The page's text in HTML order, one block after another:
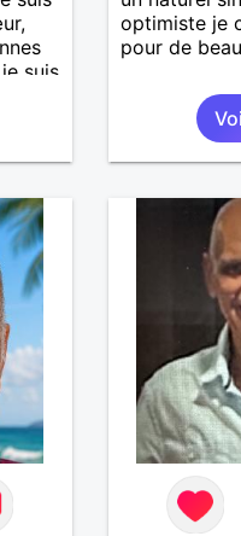
suis
optimiste je
pour de